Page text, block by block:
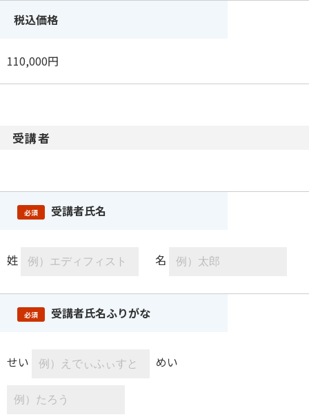
税込価格
110,000円
受講者
必須 受講者氏名
姓 名
必須 受講者氏名ふりがな
せい めい